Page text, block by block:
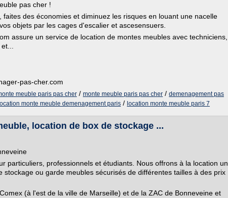
pas cher !
faites des économies et diminuez les risques en louant une nacelle
objets par les cages d'escalier et ascesensuers.
assure un service de location de montes meubles avec techniciens,
pas-cher.com
meuble paris pas cher / monte meuble paris pas cher / demenagement pas
location monte meuble demenagement paris / location monte meuble paris 7
location de box de stockage ...
particuliers, professionnels et étudiants. Nous offrons à la location un
stockage ou garde meubles sécurisés de différentes tailles à des prix
(à l'est de la ville de Marseille) et de la ZAC de Bonneveine et